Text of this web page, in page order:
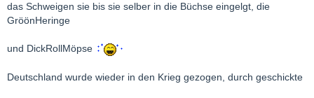
das Schweigen sie bis sie selber in die Büchse eingelgt, die
GröönHeringe
und DickRollMöpse
Deutschland wurde wieder in den Krieg gezogen, durch geschickte